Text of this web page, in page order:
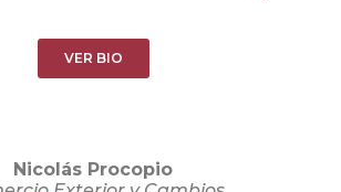
VER BIO
Nicolás Procopio